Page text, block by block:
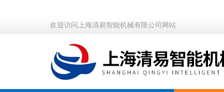
欢迎访问上海清易智能机械有限公司网站